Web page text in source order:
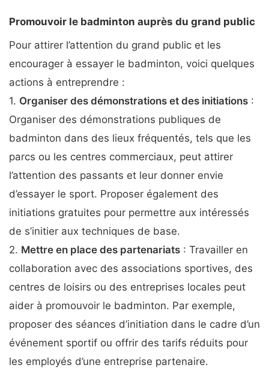
Promouvoir le badminton auprès du grand public
Pour attirer l’attention du grand public et les
encourager à essayer le badminton, voici quelques
actions à entreprendre :
1. Organiser des démonstrations et des initiations :
Organiser des démonstrations publiques de
badminton dans des lieux fréquentés, tels que les
parcs ou les centres commerciaux, peut attirer
l’attention des passants et leur donner envie
d’essayer le sport. Proposer également des
initiations gratuites pour permettre aux intéressés
de s’initier aux techniques de base.
2. Mettre en place des partenariats : Travailler en
collaboration avec des associations sportives, des
centres de loisirs ou des entreprises locales peut
aider à promouvoir le badminton. Par exemple,
proposer des séances d’initiation dans le cadre d’un
événement sportif ou offrir des tarifs réduits pour
les employés d’une entreprise partenaire.